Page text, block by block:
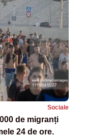
Sociale
de migranți
24 de ore.